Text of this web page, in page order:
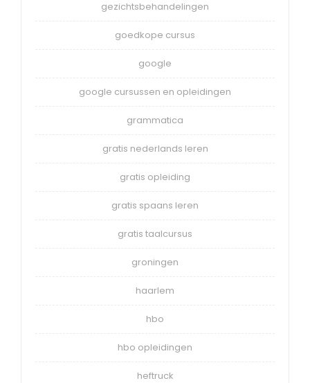
gezichtsbehandelingen
goedkope cursus
google
google cursussen en opleidingen
grammatica
gratis nederlands leren
gratis opleiding
gratis spaans leren
gratis taalcursus
groningen
haarlem
hbo
hbo opleidingen
heftruck